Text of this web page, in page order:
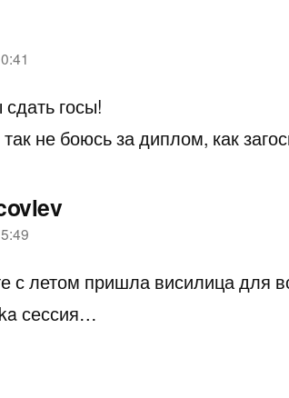
госы!
не боюсь за диплом, как
с летом пришла висилица для
сессия…